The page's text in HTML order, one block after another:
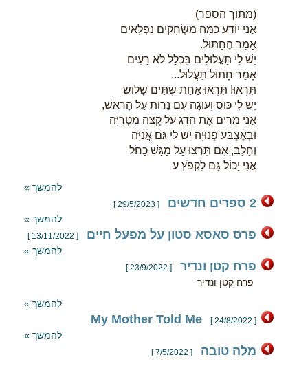
(מתוך הספר)
אֲנִי יוֹדֵעַ כַּמָּה מִשְׂחָקִים נִפְלָאִים
אָמַר הֶחָתוּל.
יֵשׁ לִי תַּעֲלוּלִים בִּכְלָל לֹא רָעִים
אָמַר חָתוּל תַּעֲלוּל...
תִּרְאוּ! תִּרְאוּ אַחַת שְׁתַּיִם שָׁלוֹשׁ
יֵשׁ לִי כּוֹס וְעוּגָה עִם נֵרוֹת עַל הָרֹאשׁ,
אֲנִי מֵרִים אֶת הַדָּג עַל קְצֵה מִטְרִיָּה
וּבְאֶצְבַּע פְּנוּיָה יֵשׁ לִי גַּם אֳנִיָּה
וְחָלָב, אִם תִּרְצוּ עַל מַגָּשׁ כָּחֹל
אֲנִי יָכוֹל גַּם לִקְפֹּץ ע
להמשך »
2 ספרים חדשים [ 29/5/2023 ]
להמשך »
פרס סאסא סטון על מפעל חיים [ 13/11/2022 ]
להמשך »
פרח קטן ונדיר [ 23/9/2022 ]
פרח קטן ונדיר
להמשך »
My Mother Told Me [ 24/8/2022 ]
להמשך »
מלה טובה [ 7/5/2022 ]